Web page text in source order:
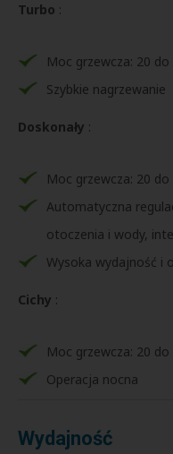
Turbo :
Moc grzewcza: 20
Szybkie nagrzewanie
Doskonały :
Moc grzewcza: 20
Automatyczna
otoczenia i wody,
Wysoka wydajność i
Cichy :
Moc grzewcza: 20
Operacja nocna
Wydajność